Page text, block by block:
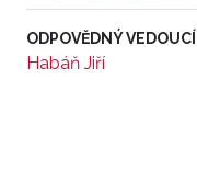
ODPOVĚDNÝ VEDOUCÍ
Habáň Jiří